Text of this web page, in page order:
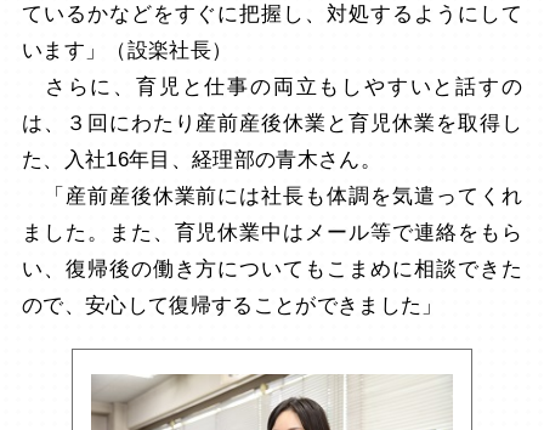
ているかなどをすぐに把握し、対処するようにして
います」（設楽社長）
さらに、育児と仕事の両立もしやすいと話すの
は、３回にわたり産前産後休業と育児休業を取得し
た、入社16年目、経理部の青木さん。
「産前産後休業前には社長も体調を気遣ってくれ
ました。また、育児休業中はメール等で連絡をもら
い、復帰後の働き方についてもこまめに相談できた
ので、安心して復帰することができました」